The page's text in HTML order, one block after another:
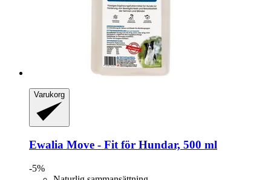
Varukorg
Ewalia Move -​ Fit för Hundar, 500 ml
-5%